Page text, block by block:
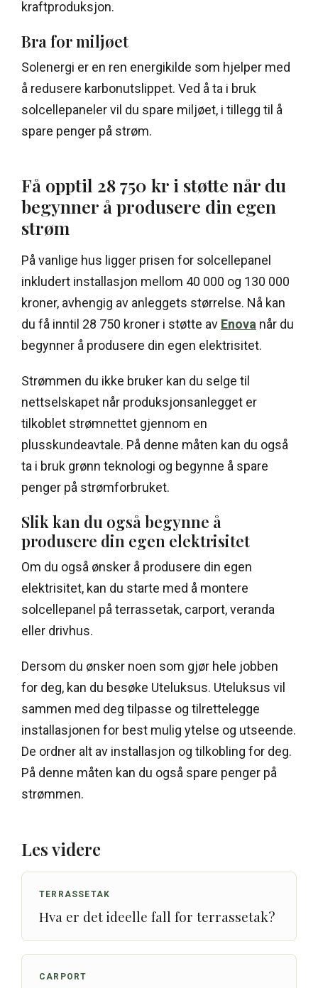
kraftproduksjon.
Bra for miljøet
Solenergi er en ren energikilde som hjelper med
å redusere karbonutslippet. Ved å ta i bruk
solcellepaneler vil du spare miljøet, i tillegg til å
spare penger på strøm.
Få opptil 28 750 kr i støtte når du
begynner å produsere din egen
strøm
På vanlige hus ligger prisen for solcellepanel
inkludert installasjon mellom 40 000 og 130 000
kroner, avhengig av anleggets størrelse. Nå kan
du få inntil 28 750 kroner i støtte av Enova når du
begynner å produsere din egen elektrisitet.
Strømmen du ikke bruker kan du selge til
nettselskapet når produksjonsanlegget er
tilkoblet strømnettet gjennom en
plusskundeavtale. På denne måten kan du også
ta i bruk grønn teknologi og begynne å spare
penger på strømforbruket.
Slik kan du også begynne å
produsere din egen elektrisitet
Om du også ønsker å produsere din egen
elektrisitet, kan du starte med å montere
solcellepanel på terrassetak, carport, veranda
eller drivhus.
Dersom du ønsker noen som gjør hele jobben
for deg, kan du besøke Uteluksus. Uteluksus vil
sammen med deg tilpasse og tilrettelegge
installasjonen for best mulig ytelse og utseende.
De ordner alt av installasjon og tilkobling for deg.
På denne måten kan du også spare penger på
strømmen.
Les videre
TERRASSETAK
Hva er det ideelle fall for terrassetak?
CARPORT